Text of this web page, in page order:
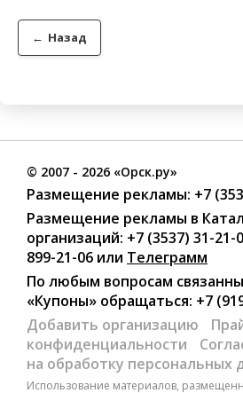
← Назад
© 2007 - 2026 «Орск.ру»
Размещение рекламы: +7
Размещение рекламы в
организаций: +7 (3537) 31-21-
899-21-06 или Телеграмм
По любым вопросам
«Купоны» обращаться: +7
Добавить организацию
конфиденциальности
на обработку персональных
Использование материалов,